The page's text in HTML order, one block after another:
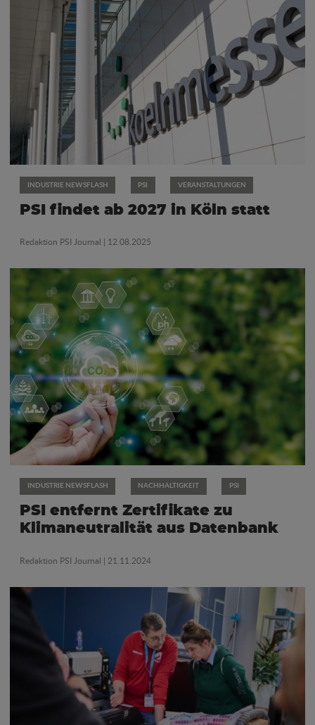
INDUSTRIE NEWSFLASH PSI VERANSTALTUNGEN
PSI findet ab 2027 in Köln statt
Redaktion PSI Journal | 12.08.2025
INDUSTRIE NEWSFLASH NACHHALTIGKEIT PSI
PSI entfernt Zertifikate zu
Klimaneutralität aus Datenbank
Redaktion PSI Journal | 21.11.2024